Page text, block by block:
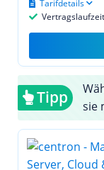
Tarifdetails
Tipp
sie